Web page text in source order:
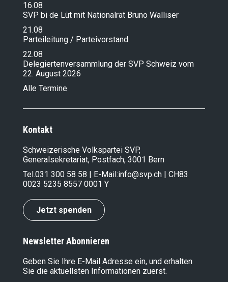
16.08
SVP bi de Lüt mit Nationalrat Bruno Walliser
21.08
Parteileitung / Parteivorstand
22.08
Delegiertenversammlung der SVP Schweiz vom
22. August 2026
Alle Termine
Kontakt
Schweizerische Volkspartei SVP,
Generalsekretariat, Postfach, 3001 Bern
Tel.031 300 58 58 | E-Mail:info@svp.ch | CH83
0023 5235 8557 0001 Y
Jetzt spenden
Newsletter Abonnieren
Geben Sie Ihre E-Mail Adresse ein, und erhalten
Sie die aktuellsten Informationen zuerst.